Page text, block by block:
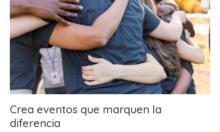
Crea eventos que marquen la
diferencia